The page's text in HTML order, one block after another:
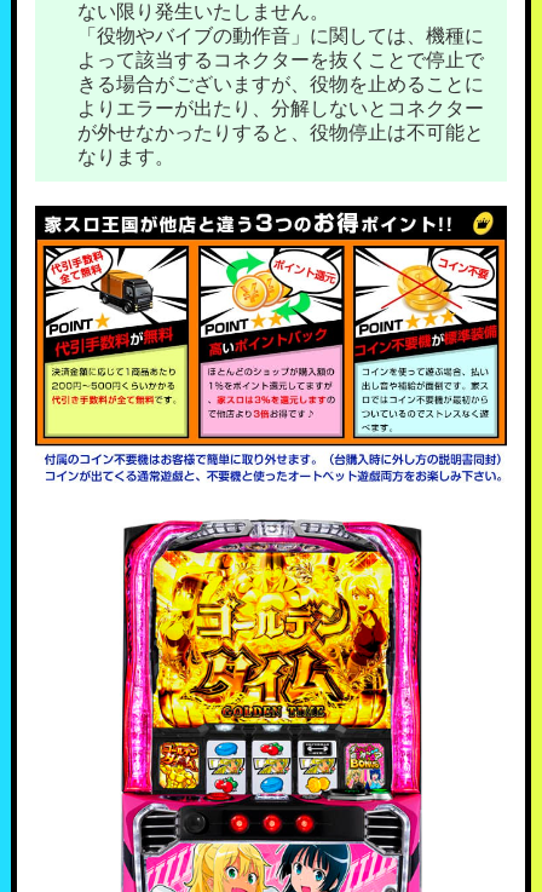
ない限り発生いたしません。
「役物やバイブの動作音」に関しては、機種に
よって該当するコネクターを抜くことで停止で
きる場合がございますが、役物を止めることに
よりエラーが出たり、分解しないとコネクター
が外せなかったりすると、役物停止は不可能と
なります。